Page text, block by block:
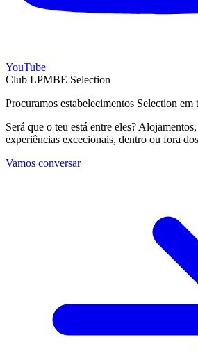
YouTube
Club LPMBE Selection
Procuramos estabelecimentos Selection em
Será que o teu está entre eles?
experiências excecionais, dentro ou fora
Vamos conversar